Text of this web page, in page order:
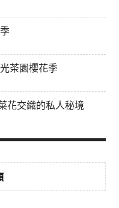
茶園櫻花季
花交織的私人秘境